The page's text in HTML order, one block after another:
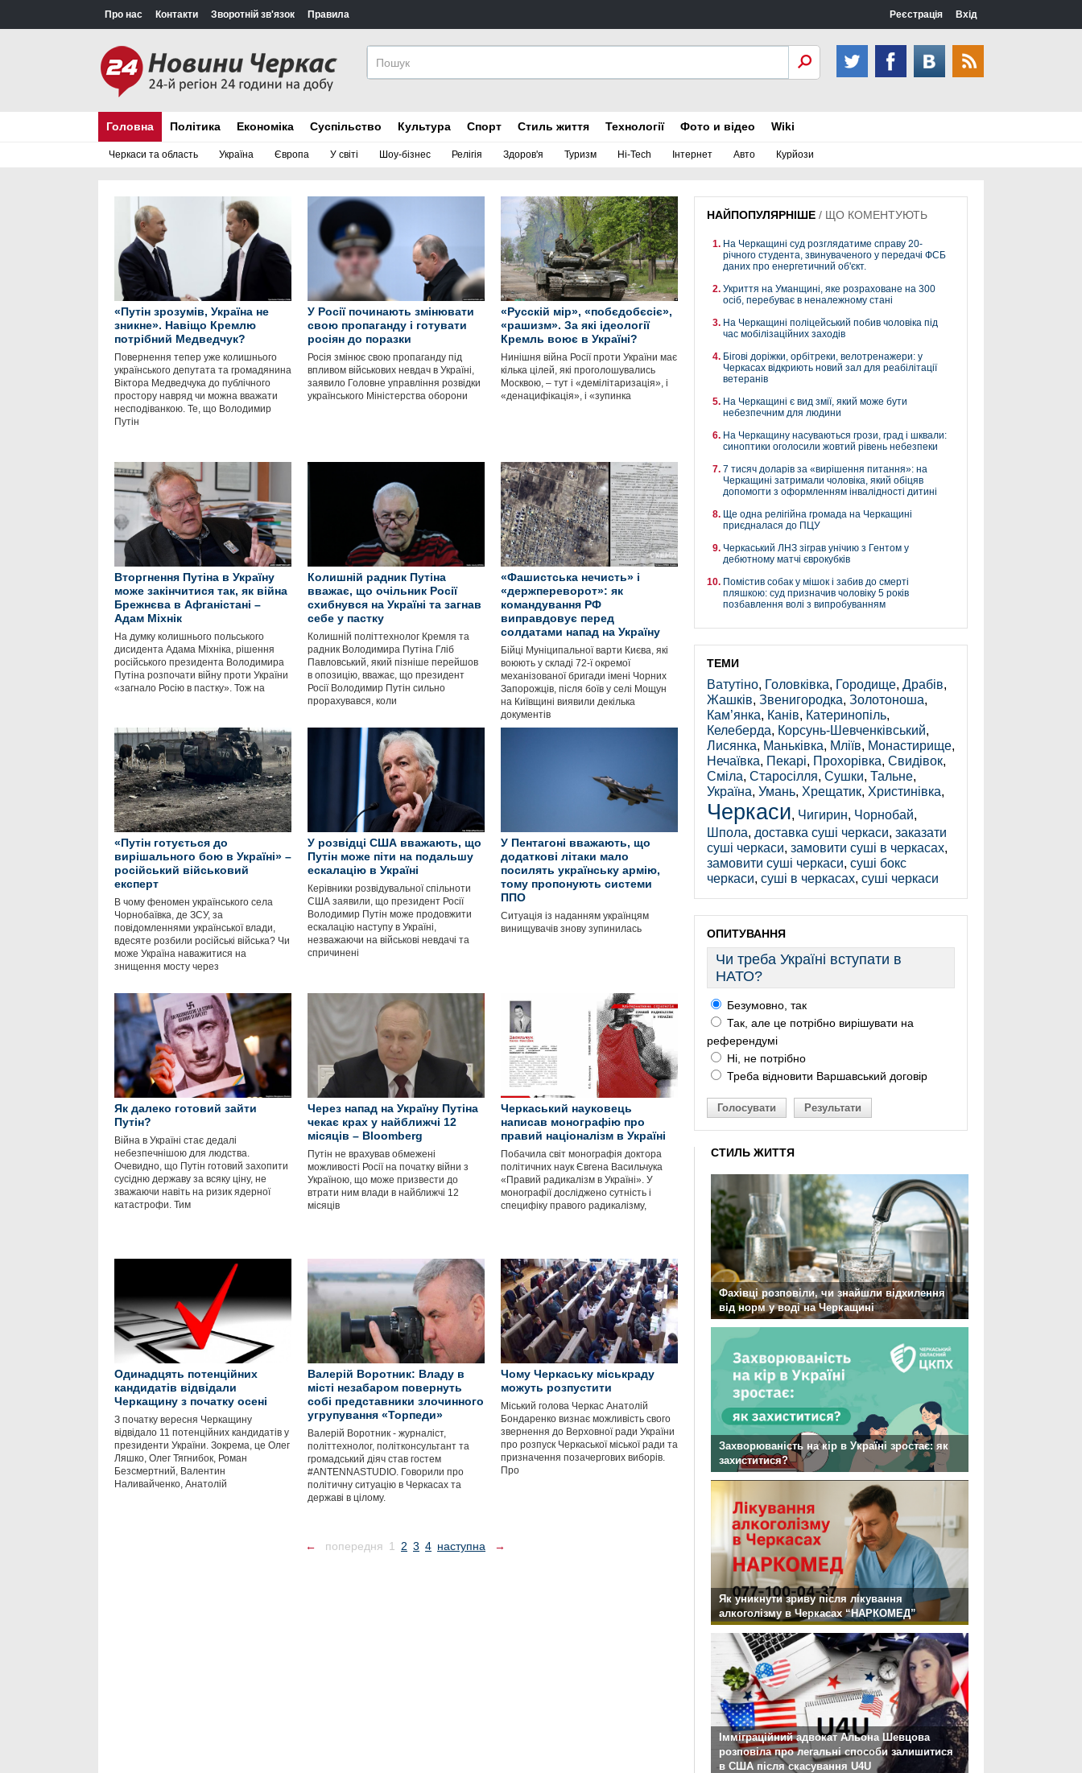
Про нас Контакти Зворотній зв'язок Правила Реєстрація Вхід
Головна
Черкаси та область Україна Європа У світі Шоу-бізнес Релігія Здоров'я Туризм Hi-Tech Інтернет Авто Курйози
Політика Економіка Суспільство Культура Спорт Стиль життя Технології Фото и відео Wiki
«Путін зрозумів, Україна не
зникне». Навіщо Кремлю
потрібний Медведчук?
Повернення тепер уже колишнього
українського депутата та громадянина
Віктора Медведчука до публічного
простору навряд чи можна вважати
несподіванкою. Те, що Володимир
Путін
У Росії починають змінювати
свою пропаганду і готувати
росіян до поразки
Росія змінює свою пропаганду під
впливом військових невдач в Україні,
заявило Головне управління розвідки
українського Міністерства оборони
«Русскій мір», «побєдобєсіє»,
«рашизм». За які ідеології
Кремль воює в Україні?
Нинішня війна Росії проти України має
кілька цілей, які проголошувались
Москвою, – тут і «демілітаризація», і
«денацифікація», і «зупинка
Вторгнення Путіна в Україну
може закінчитися так, як війна
Брежнєва в Афганістані –
Адам Міхнік
На думку колишнього польського
дисидента Адама Міхніка, рішення
російського президента Володимира
Путіна розпочати війну проти України
«загнало Росію в пастку». Тож на
Колишній радник Путіна
вважає, що очільник Росії
схибнувся на Україні та загнав
себе у пастку
Колишній політтехнолог Кремля та
радник Володимира Путіна Гліб
Павловський, який пізніше перейшов
в опозицію, вважає, що президент
Росії Володимир Путін сильно
прорахувався, коли
«Фашистська нечисть» і
«держпереворот»: як
командування РФ
виправдовує перед
солдатами напад на Україну
Бійці Муніципальної варти Києва, які
воюють у складі 72-ї окремої
механізованої бригади імені Чорних
Запорожців, після боїв у селі Мощун
на Київщині виявили декілька
документів
«Путін готується до
вирішального бою в Україні» –
російський військовий
експерт
В чому феномен українського села
Чорнобаївка, де ЗСУ, за
повідомленнями української влади,
вдесяте розбили російські війська? Чи
може Україна наважитися на
знищення мосту через
У розвідці США вважають, що
Путін може піти на подальшу
ескалацію в Україні
Керівники розвідувальної спільноти
США заявили, що президент Росії
Володимир Путін може продовжити
ескалацію наступу в Україні,
незважаючи на військові невдачі та
спричинені
У Пентагоні вважають, що
додаткові літаки мало
посилять українську армію,
тому пропонують системи
ППО
Ситуація із наданням українцям
винищувачів знову зупинилась
Як далеко готовий зайти
Путін?
Війна в Україні стає дедалі
небезпечнішою для людства.
Очевидно, що Путін готовий захопити
сусідню державу за всяку ціну, не
зважаючи навіть на ризик ядерної
катастрофи. Тим
Через напад на Україну Путіна
чекає крах у найближчі 12
місяців – Bloomberg
Путін не врахував обмежені
можливості Росії на початку війни з
Україною, що може призвести до
втрати ним влади в найближчі 12
місяців
Черкаський науковець
написав монографію про
правий націоналізм в Україні
Побачила світ монографія доктора
політичних наук Євгена Васильчука
«Правий радикалізм в Україні». У
монографії досліджено сутність і
специфіку правого радикалізму,
Одинадцять потенційних
кандидатів відвідали
Черкащину з початку осені
З початку вересня Черкащину
відвідало 11 потенційних кандидатів у
президенти України. Зокрема, це Олег
Ляшко, Олег Тягнибок, Роман
Безсмертний, Валентин
Наливайченко, Анатолій
Валерій Воротник: Владу в
місті незабаром повернуть
собі представники злочинного
угрупування «Торпеди»
Валерій Воротник - журналіст,
політтехнолог, політконсультант та
громадський діяч став гостем
#ANTENNASTUDIO. Говорили про
політичну ситуацію в Черкасах та
державі в цілому.
Чому Черкаську міськраду
можуть розпустити
Міський голова Черкас Анатолій
Бондаренко визнає можливість свого
звернення до Верховної ради України
про розпуск Черкаської міської ради та
призначення позачергових виборів.
Про
← попередня 1 2 3 4 наступна →
НАЙПОПУЛЯРНІШЕ / ЩО КОМЕНТУЮТЬ
На Черкащині суд розглядатиме справу 20-
річного студента, звинуваченого у передачі ФСБ
даних про енергетичний об'єкт.
Укриття на Уманщині, яке розраховане на 300
осіб, перебуває в неналежному стані
На Черкащині поліцейський побив чоловіка під
час мобілізаційних заходів
Бігові доріжки, орбітреки, велотренажери: у
Черкасах відкриють новий зал для реабілітації
ветеранів
На Черкащині є вид змії, який може бути
небезпечним для людини
На Черкащину насуваються грози, град і шквали:
синоптики оголосили жовтий рівень небезпеки
7 тисяч доларів за «вирішення питання»: на
Черкащині затримали чоловіка, який обіцяв
допомогти з оформленням інвалідності дитині
Ще одна релігійна громада на Черкащині
приєдналася до ПЦУ
Черкаський ЛНЗ зіграв унічию з Гентом у
дебютному матчі єврокубків
Помістив собак у мішок і забив до смерті
пляшкою: суд призначив чоловіку 5 років
позбавлення волі з випробуванням
ТЕМИ
Ватутіно, Головківка, Городище, Драбів,
Жашків, Звенигородка, Золотоноша,
Кам’янка, Канів, Катеринопіль,
Келеберда, Корсунь-Шевченківський,
Лисянка, Маньківка, Мліїв, Монастирище,
Нечаївка, Пекарі, Прохорівка, Свидівок,
Сміла, Старосілля, Сушки, Тальне,
Україна, Умань, Хрещатик, Христинівка,
Черкаси, Чигирин, Чорнобай,
Шпола, доставка суші черкаси, заказати
суші черкаси, замовити суші в черкасах,
замовити суші черкаси, суші бокс
черкаси, суші в черкасах, суші черкаси
ОПИТУВАННЯ
Чи треба Україні вступати в
НАТО?
Безумовно, так
Так, але це потрібно вирішувати на
референдумі
Ні, не потрібно
Треба відновити Варшавський договір
Голосувати Результати
СТИЛЬ ЖИТТЯ
Фахівці розповіли, чи знайшли відхилення
від норм у воді на Черкащині
Захворюваність на кір в Україні зростає: як
захиститися?
Як уникнути зриву після лікування
алкоголізму в Черкасах “НАРКОМЕД”
Імміграційний адвокат Альона Шевцова
розповіла про легальні способи залишитися
в США після скасування U4U